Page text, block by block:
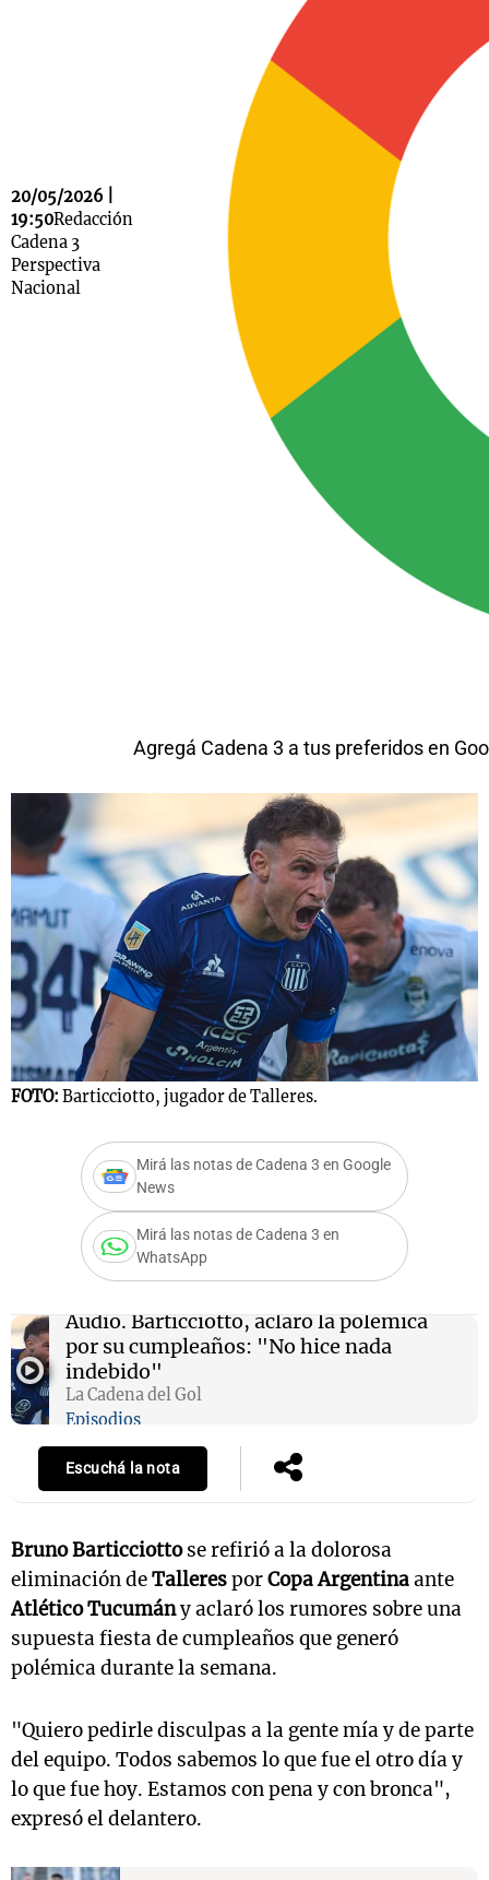
20/05/2026 |
19:50Redacción
Cadena 3
Perspectiva
Nacional
Agregá Cadena 3 a tus preferidos en
FOTO: Barticciotto, jugador de Talleres.
Mirá las notas de Cadena 3 en Google
News
Mirá las notas de Cadena 3 en
WhatsApp
Audio. Barticciotto, aclaró la polémica
por su cumpleaños: "No hice nada
indebido"
La Cadena del Gol
Episodios
Escuchá la nota
Bruno Barticciottose refirió a la dolorosa
eliminación deTalleresporCopa Argentinaante
Atlético Tucumány aclaró los rumores sobre una
supuesta fiesta de cumpleaños que generó
polémica durante la semana.
"Quiero pedirle disculpas a la gente mía y de parte
del equipo. Todos sabemos lo que fue el otro día y
lo que fue hoy. Estamos con pena y con bronca",
expresó el delantero.
Cadena 3